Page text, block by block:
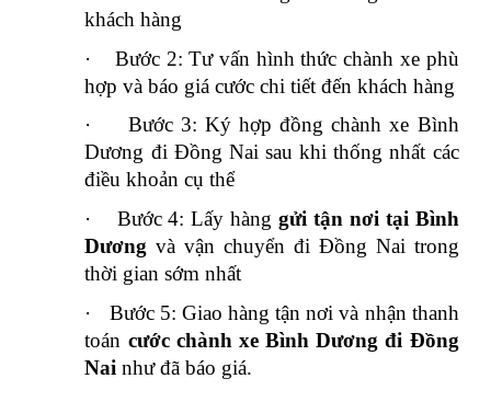
khách hàng
·
Bước 2: Tư vấn hình thức chành xe phù
hợp và báo giá cước chi tiết đến khách hàng
·
Bước 3: Ký hợp đồng chành xe Bình
Dương đi Đồng Nai sau khi thống nhất các
điều khoản cụ thể
·
Bước 4: Lấy hànggửi tận nơi tại Bình
Dươngvà vận chuyển đi Đồng Nai trong
thời gian sớm nhất
·
Bước 5: Giao hàng tận nơi và nhận thanh
toán cước chành xe Bình Dương đi Đồng
Nainhư đã báo giá.